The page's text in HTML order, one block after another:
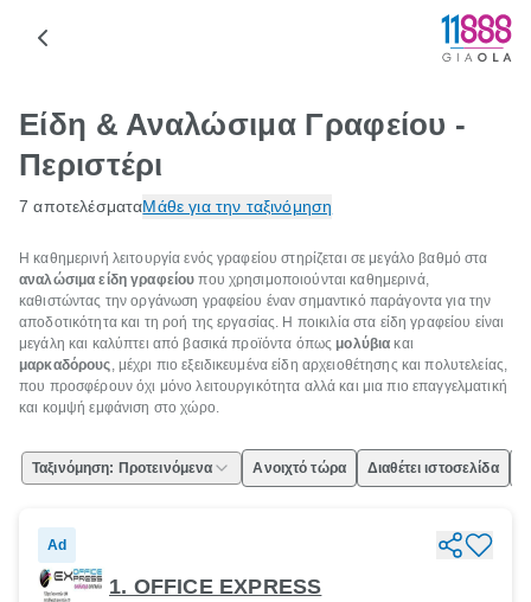
Είδη & Αναλώσιμα Γραφείου -
Περιστέρι
7 αποτελέσματαΜάθε για την ταξινόμηση
Η καθημερινή λειτουργία ενός γραφείου στηρίζεται σε μεγάλο βαθμό στα
αναλώσιμα είδη γραφείου που χρησιμοποιούνται καθημερινά,
καθιστώντας την οργάνωση γραφείου έναν σημαντικό παράγοντα για την
αποδοτικότητα και τη ροή της εργασίας. Η ποικιλία στα είδη γραφείου είναι
μεγάλη και καλύπτει από βασικά προϊόντα όπως μολύβια και
μαρκαδόρους, μέχρι πιο εξειδικευμένα είδη αρχειοθέτησης και πολυτελείας,
που προσφέρουν όχι μόνο λειτουργικότητα αλλά και μια πιο επαγγελματική
και κομψή εμφάνιση στο χώρο.
Ταξινόμηση: Προτεινόμενα Ανοιχτό τώρα Διαθέτει ιστοσελίδα
Ad
1. OFFICE EXPRESS